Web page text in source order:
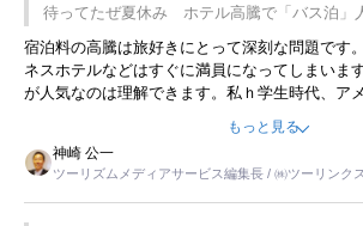
待ってたぜ夏休み ホテル高騰で「バス泊」
宿泊料の高騰は旅好きにとって深刻な問題です
ネスホテルなどはすぐに満員になってしまいま
が人気なのは理解できます。私ｈ学生時代、ア
をした時は、移動はグレイハウンドバスでした
用してホテル代を浮かせていました。ただし、
す。若い人が夜行バスで京都に行った、青森に
が残らないのかなと思ってしまいます。
もっと見る
神崎 公一
ツーリズムメディアサービス編集長 / ㈱ツーリンク